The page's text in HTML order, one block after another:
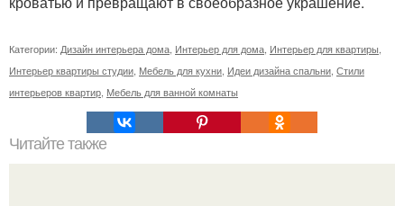
Категории: Дизайн интерьера дома Интерьер для дома Интерьер для квартиры
Интерьер квартиры студии Мебель для кухни Идеи дизайна спальни Стили
интерьеров квартир Мебель для ванной комнаты
Читайте также